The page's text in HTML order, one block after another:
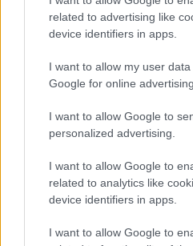
related to advertising like
device identifiers in apps.
I want to allow my user
Google for online
I want to allow Google to
personalized advertising.
I want to allow Google to
related to analytics like
device identifiers in apps.
I want to allow Google to
Γερμανό – έρχεται κι
φίλοι μέχρι τον θάνατο
η Μπαρντό συνδέεται με
Ορμάλε, τελευταίο
χρηματοδότη του Εθνικού
τύπο σκληρό και δύσκολο,
Αλλά ακόμα και τον καιρό
μαζί του τα φλερτ και τα
τον Ζαν Λουί Τρεντινιάν,